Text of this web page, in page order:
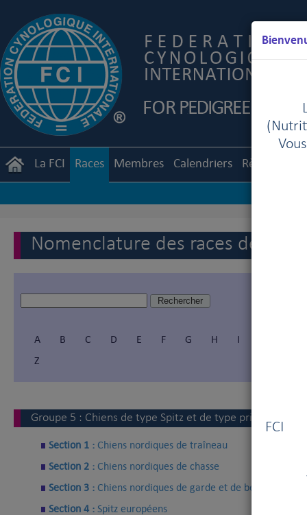
FCI
La FCI Races Membres Calendriers Règlements
Nomenclature des races de la
A B C D E F G H I
Z
Groupe 5 : Chiens de type Spitz et de type primitif
Section 1 : Chiens nordiques de traîneau
Section 2 : Chiens nordiques de chasse
Section 3 : Chiens nordiques de garde et de berger
Section 4 : Spitz européens